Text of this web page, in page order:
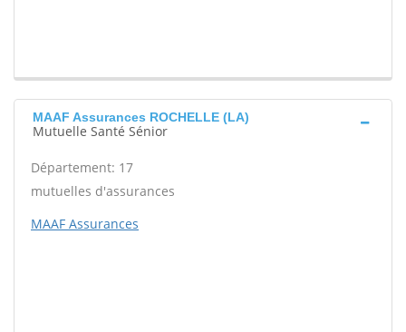
MAAF Assurances ROCHELLE (LA)
Mutuelle Santé Sénior
Département: 17
mutuelles d'assurances
MAAF Assurances